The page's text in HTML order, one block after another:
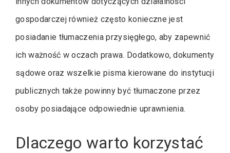
gospodarczej również często konieczne jest
posiadanie tłumaczenia przysięgłego, aby zapewnić
ich ważność w oczach prawa. Dodatkowo, dokumenty
sądowe oraz wszelkie pisma kierowane do instytucji
publicznych także powinny być tłumaczone przez
osoby posiadające odpowiednie uprawnienia.
Dlaczego warto korzystać